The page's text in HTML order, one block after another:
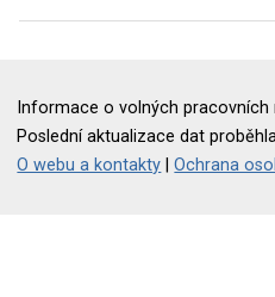
Informace o volných
Poslední aktualizace dat
O webu a kontakty |Ochrana